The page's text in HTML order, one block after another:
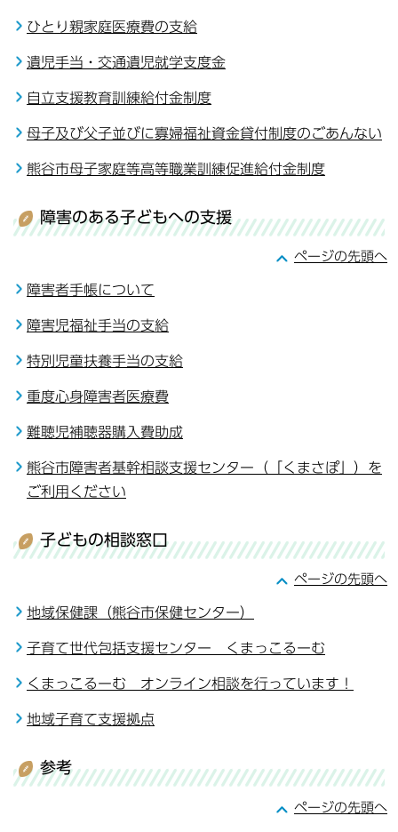
ひとり親家庭医療費の支給
遺児手当・交通遺児就学支度金
自立支援教育訓練給付金制度
母子及び父子並びに寡婦福祉資金貸付制度のごあんない
熊谷市母子家庭等高等職業訓練促進給付金制度
障害のある子どもへの支援
ページの先頭へ
障害者手帳について
障害児福祉手当の支給
特別児童扶養手当の支給
重度心身障害者医療費
難聴児補聴器購入費助成
熊谷市障害者基幹相談支援センター（「くまさぽ」）を
ご利用ください
子どもの相談窓口
ページの先頭へ
地域保健課（熊谷市保健センター）
子育て世代包括支援センター くまっこるーむ
くまっこるーむ オンライン相談を行っています！
地域子育て支援拠点
参考
ページの先頭へ